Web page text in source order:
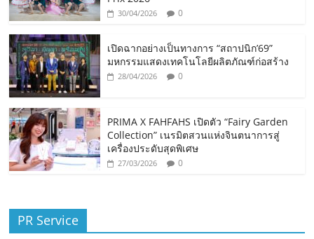
30/04/2026 0
เปิดฉากอย่างเป็นทางการ “สถาปนิก’69”
มหกรรมแสดงเทคโนโลยีผลิตภัณฑ์ก่อสร้าง
28/04/2026 0
PRIMA X FAHFAHS เปิดตัว “Fairy Garden
Collection” เนรมิตสวนแห่งจินตนาการสู่
เครื่องประดับสุดพิเศษ
27/03/2026 0
PR Service